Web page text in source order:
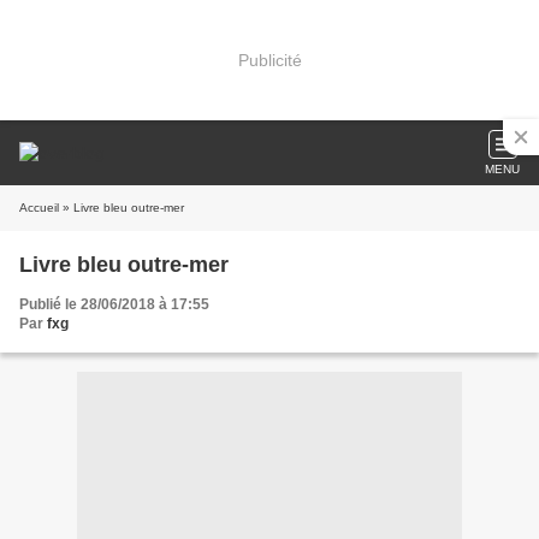
Publicité
MENU
Accueil » Livre bleu outre-mer
Livre bleu outre-mer
Publié le 28/06/2018 à 17:55
Par fxg